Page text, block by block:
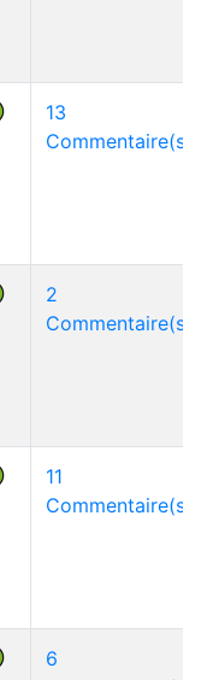
13
Commentaire(s)
2
Commentaire(s)
11
Commentaire(s)
6